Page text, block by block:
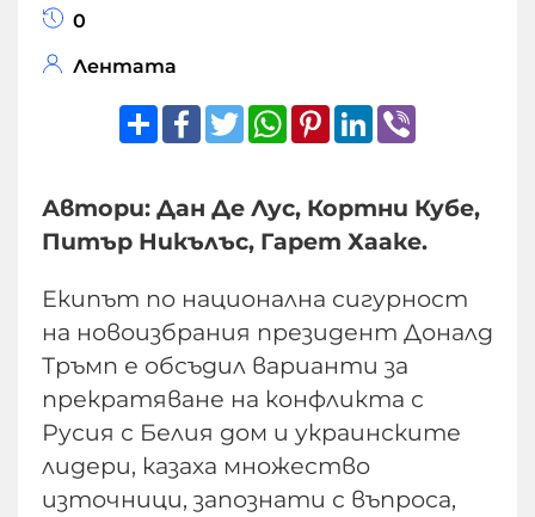
0
Лентата
ShareFacebook
TwitterWhatsApp
Pinterest
LinkedIn
Автори: Дан Де Лус, Кортни Кубе,
Питър Никълъс, Гарет Хааке.
Екипът по национална сигурност
на новоизбрания президент Доналд
Тръмп е обсъдил варианти за
прекратяване на конфликта с
Русия с Белия дом и украинските
лидери, казаха множество
източници, запознати с въпроса,